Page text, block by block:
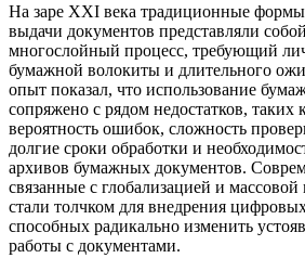
На заре XXI века традиционные
выдачи документов представляли
многослойный процесс, требующий
бумажной волокиты и длительного
опыт показал, что использование
сопряжено с рядом недостатков, таких
вероятность ошибок, сложность
долгие сроки обработки и
архивов бумажных документов.
связанные с глобализацией и
стали толчком для внедрения
способных радикально изменить
работы с документами.